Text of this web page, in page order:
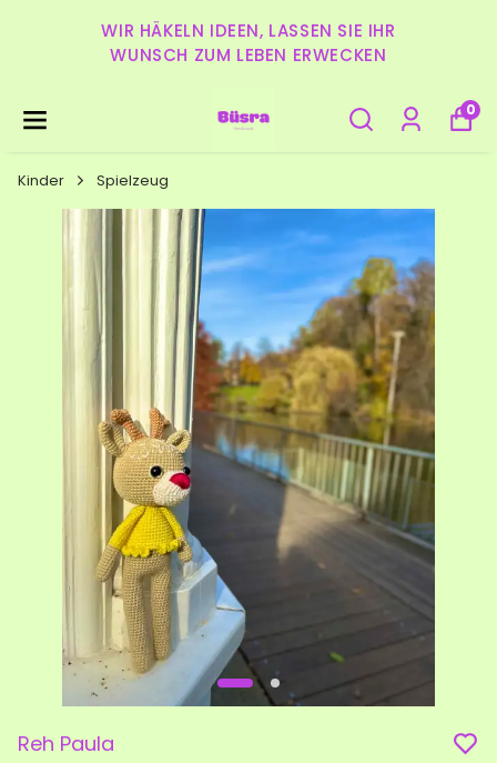
WIR HÄKELN IDEEN, LASSEN SIE IHR
WUNSCH ZUM LEBEN ERWECKEN
0
Kinder Spielzeug
Reh Paula